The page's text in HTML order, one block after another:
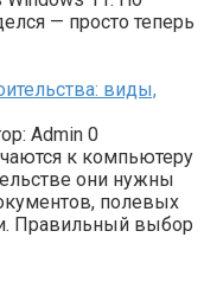
— просто теперь
виды,
Admin 0
к компьютеру
они нужны
полевых
Правильный выбор